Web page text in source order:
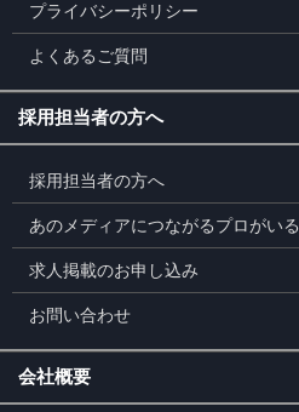
プライバシーポリシー
よくあるご質問
採用担当者の方へ
採用担当者の方へ
あのメディアにつながるプロがいる
求人掲載のお申し込み
お問い合わせ
会社概要